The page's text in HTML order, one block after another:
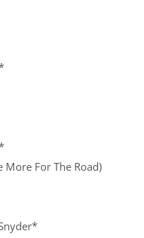
More For The Road)